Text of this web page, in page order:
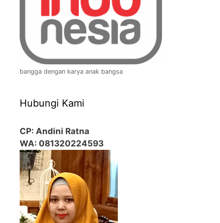
bangga dengan karya anak bangsa
Hubungi Kami
CP: Andini Ratna
WA: 081320224593